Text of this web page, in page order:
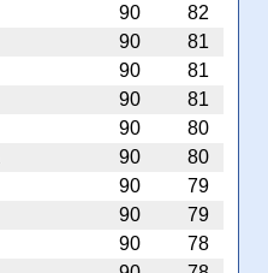
90
82
90
81
90
81
90
81
90
80
90
80
90
79
90
79
90
78